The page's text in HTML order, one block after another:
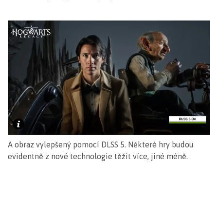
A obraz vylepšený pomocí DLSS 5. Některé hry budou
evidentně z nové technologie těžit více, jiné méně.